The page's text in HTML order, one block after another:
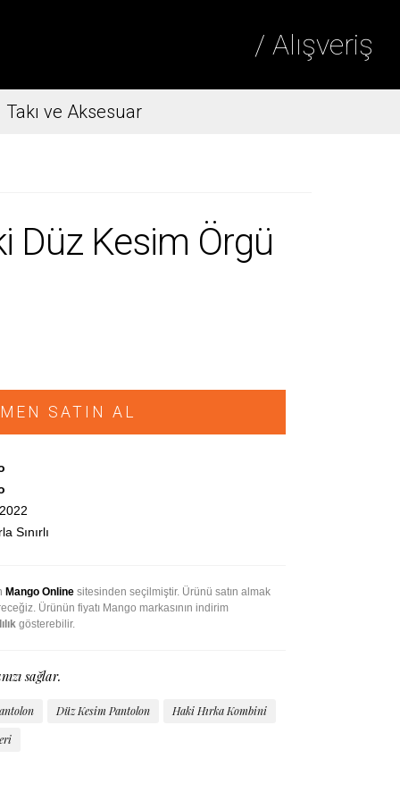
/ Alışveriş
Takı ve Aksesuar
Düz Kesim Örgü
SATIN AL
Sınırlı
Mango Onlinesitesinden seçilmiştir. Ürünü satın almak
Ürünün fiyatı Mango markasının indirim
gösterebilir.
sağlar.
Düz Kesim Pantolon
Haki Hırka Kombini